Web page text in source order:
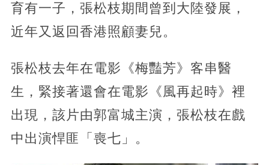
育有一子，張松枝期間曾到大陸發展，
近年又返回香港照顧妻兒。
張松枝去年在電影《梅豔芳》客串醫
生，緊接著還會在電影《風再起時》裡
出現，該片由郭富城主演，張松枝在戲
中出演悍匪「喪七」。